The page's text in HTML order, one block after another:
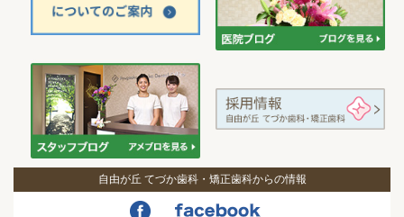
自由が丘 てづか歯科・矯正歯科からの情報